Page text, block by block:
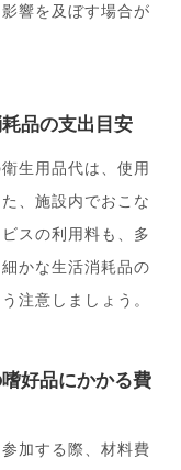
響を及ぼす場合が
品の支出目安
生用品代は、使用
、施設内でおこな
スの利用料も、多
かな生活消耗品の
注意しましょう。
好品にかかる費
加する際、材料費